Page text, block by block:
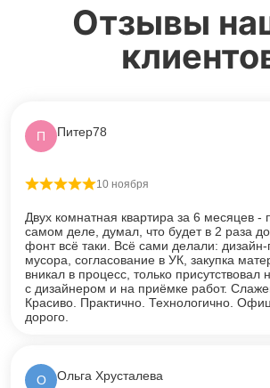
Отзывы
П Питер78
Оценка5из 5
10 ноября
Двух комнатная квартира за 6 месяцев -
самом деле, думал, что будет в 2 раза
фонт всё таки. Всё сами делали: дизайн-
мусора, согласование в УК, закупка
вникал в процесс, только присутствовал
с дизайнером и на приёмке работ.
Красиво. Практично. Технологично.
дорого.
О Ольга Хрусталева